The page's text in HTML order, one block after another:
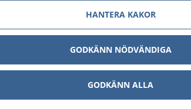
HANTERA KAKOR
GODKÄNN NÖDVÄNDIGA
GODKÄNN ALLA